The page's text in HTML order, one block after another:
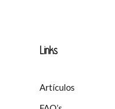
Links
Artículos